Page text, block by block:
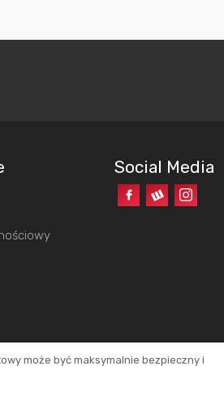
Social Media
może być maksymalnie bezpieczny i